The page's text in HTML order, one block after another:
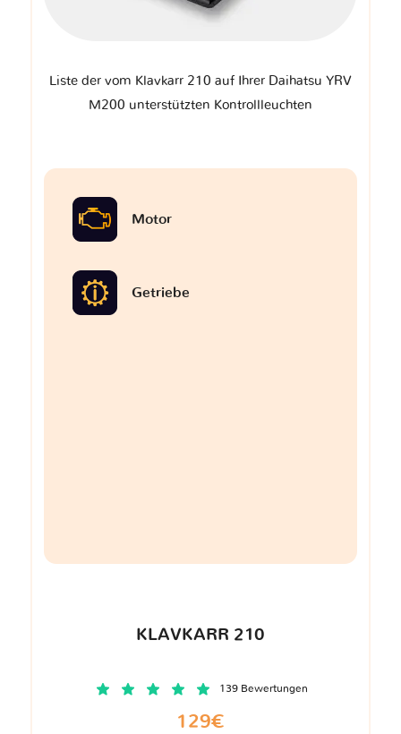
Liste der vom Klavkarr 210 auf Ihrer Daihatsu YRV
M200 unterstützten Kontrollleuchten
Motor
Getriebe
KLAVKARR 210
139 Bewertungen
129€